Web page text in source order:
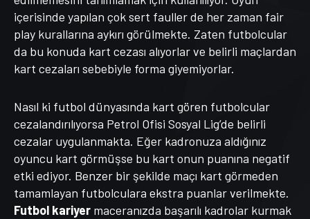
içerisinde yapılan çok sert fauller de her zaman fair
play kurallarına aykırı görülmekte. Zaten futbolcular
da bu konuda kart cezası alıyorlar ve belirli maçlardan
kart cezaları sebebiyle forma giyemiyorlar.
Nasıl ki futbol dünyasında kart gören futbolcular
cezalandırılıyorsa Petrol Ofisi Sosyal Lig’de belirli
cezalar uygulanmakta. Eğer kadronuza aldığınız
oyuncu kart görmüşse bu kart onun puanına negatif
etki ediyor. Benzer bir şekilde maçı kart görmeden
tamamlayan futbolculara ekstra puanlar verilmekte.
Futbol kariyer maceranızda başarılı kadrolar kurmak